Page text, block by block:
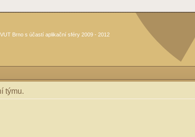
Brno s účastí aplikační sféry 2009 - 2012
týmu.